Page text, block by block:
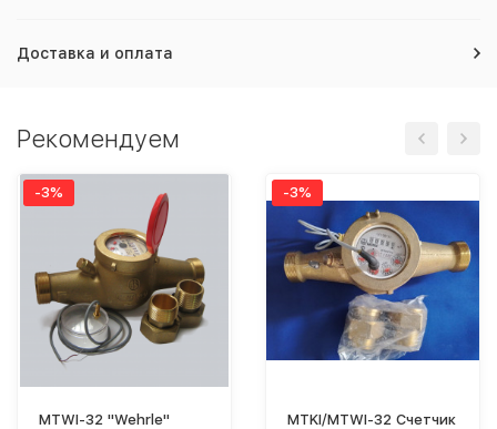
Доставка и оплата
Рекомендуем
-3%
MTWI-32 "Wehrle"
-3%
MTKI/MTWI-32 Счетчик